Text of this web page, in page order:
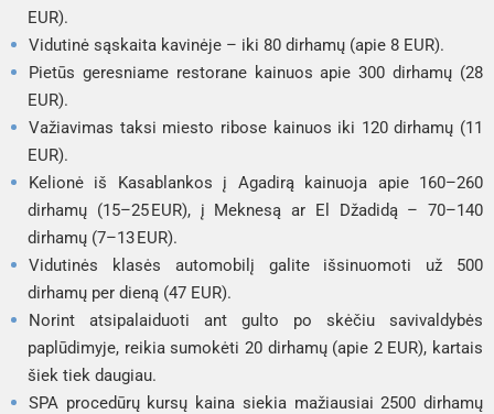
EUR).
Vidutinė sąskaita kavinėje – iki 80 dirhamų (apie 8 EUR).
Pietūs geresniame restorane kainuos apie 300 dirhamų (28
EUR).
Važiavimas taksi miesto ribose kainuos iki 120 dirhamų (11
EUR).
Kelionė iš Kasablankos į Agadirą kainuoja apie 160–260
dirhamų (15–25 EUR), į Meknesą ar El Džadidą – 70–140
dirhamų (7–13 EUR).
Vidutinės klasės automobilį galite išsinuomoti už 500
dirhamų per dieną (47 EUR).
Norint atsipalaiduoti ant gulto po skėčiu savivaldybės
paplūdimyje, reikia sumokėti 20 dirhamų (apie 2 EUR), kartais
šiek tiek daugiau.
SPA procedūrų kursų kaina siekia mažiausiai 2500 dirhamų